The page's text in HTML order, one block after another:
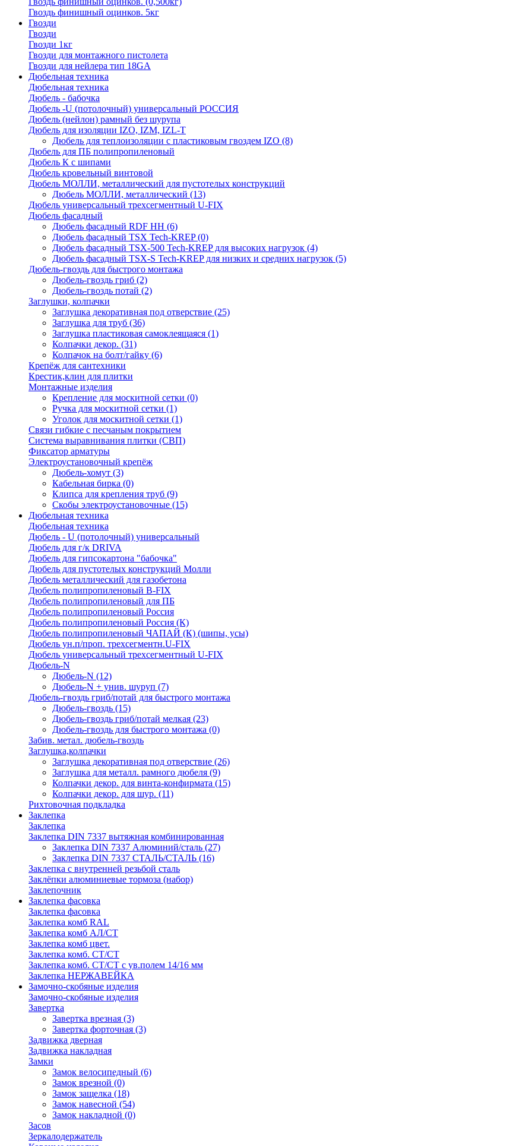
Гвоздь финишный оцинков. 5кг
Гвозди
Гвозди
Гвозди 1кг
Гвозди для монтажного пистолета
Гвозди для нейлера тип 18GA
Дюбельная техника
Дюбельная техника
Дюбель - бабочка
Дюбель -U (потолочный) универсальный РОССИЯ
Дюбель (нейлон) рамный без шурупа
Дюбель для изоляции IZO, IZM, IZL-T
Дюбель для теплоизоляции с пластиковым гвоздем IZO (8)
Дюбель для ПБ полипропиленовый
Дюбель К с шипами
Дюбель кровельный винтовой
Дюбель МОЛЛИ, металлический для пустотелых конструкций
Дюбель МОЛЛИ, металлический (13)
Дюбель универсальный трехсегментный U-FIX
Дюбель фасадный
Дюбель фасадный RDF НН (6)
Дюбель фасадный TSX Tech-KREP(0)
Дюбель фасадный TSX-500 Tech-KREP для высоких нагрузок (4)
Дюбель фасадный TSX-S Tech-KREP для низких и средних нагрузок (5)
Дюбель-гвоздь для быстрого монтажа
Дюбель-гвоздь гриб (2)
Дюбель-гвоздь потай (2)
Заглушки, колпачки
Заглушка декоративная под отверствие (25)
Заглушка для труб (36)
Заглушка пластиковая самоклеящаяся (1)
Колпачки декор. (31)
Колпачок на болт/гайку (6)
Крепёж для сантехники
Крестик,клин для плитки
Монтажные изделия
Крепление для москитной сетки (0)
Ручка для москитной сетки (1)
Уголок для москитной сетки (1)
Связи гибкие с песчаным покрытием
Система выравнивания плитки (СВП)
Фиксатор арматуры
Электроустановочный крепёж
Дюбель-хомут (3)
Кабельная бирка (0)
Клипса для крепления труб (9)
Скобы электроустановочные (15)
Дюбельная техника
Дюбельная техника
Дюбель - U (потолочный) универсальный
Дюбель для г/к DRIVA
Дюбель для гипсокартона "бабочка"
Дюбель для пустотелых конструкций Молли
Дюбель металлический для газобетона
Дюбель полипропиленовый В-FIX
Дюбель полипропиленовый для ПБ
Дюбель полипропиленовый Россия
Дюбель полипропиленовый Россия (К)
Дюбель полипропиленовый ЧАПАЙ (К) (шипы, усы)
Дюбель ун.п/проп. трехсегментн.U-FIX
Дюбель универсальный трехсегментный U-FIX
Дюбель-N
Дюбель-N (12)
Дюбель-N + унив. шуруп (7)
Дюбель-гвоздь гриб/потай для быстрого монтажа
Дюбель-гвоздь (15)
Дюбель-гвоздь гриб/потай мелкая (23)
Дюбель-гвоздь для быстрого монтажа (0)
Забив. метал. дюбель-гвоздь
Заглушка,колпачки
Заглушка декоративная под отверствие (26)
Заглушка для металл. рамного дюбеля (9)
Колпачки декор. для винта-конфирмата (15)
Колпачки декор. для шур. (11)
Рихтовочная подкладка
Заклепка
Заклепка
Заклепка DIN 7337 вытяжная комбинированная
Заклепка DIN 7337 Алюминий/сталь (27)
Заклепка DIN 7337 СТАЛЬ/СТАЛЬ (16)
Заклепка с внутренней резьбой сталь
Заклёпки алюминиевые тормоза (набор)
Заклепочник
Заклепка фасовка
Заклепка фасовка
Заклепка комб RAL
Заклепка комб АЛ/СТ
Заклепка комб цвет.
Заклепка комб. СТ/СТ
Заклепка комб. СТ/СТ с ув.полем 14/16 мм
Заклепка НЕРЖАВЕЙКА
Замочно-скобяные изделия
Замочно-скобяные изделия
Завертка
Завертка врезная (3)
Завертка форточная (3)
Задвижка дверная
Задвижка накладная
Замки
Замок велосипедный (6)
Замок врезной (0)
Замок защелка (18)
Замок навесной (54)
Замок накладной (0)
Засов
Зеркалодержатель